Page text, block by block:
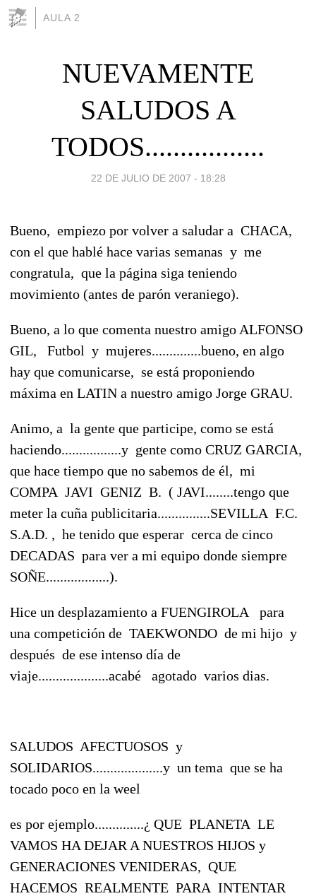
AULA 2
NUEVAMENTE
SALUDOS A
TODOS.................
22 DE JULIO DE 2007 - 18:28
Bueno, empiezo por volver a saludar a CHACA,
con el que hablé hace varias semanas y me
congratula, que la página siga teniendo
movimiento (antes de parón veraniego).
Bueno, a lo que comenta nuestro amigo ALFONSO
GIL, Futbol y mujeres..............bueno, en algo
hay que comunicarse, se está proponiendo
máxima en LATIN a nuestro amigo Jorge GRAU.
Animo, a la gente que participe, como se está
haciendo.................y gente como CRUZ GARCIA,
que hace tiempo que no sabemos de él, mi
COMPA JAVI GENIZ B. ( JAVI........tengo que
meter la cuña publicitaria...............SEVILLA F.C.
S.A.D. , he tenido que esperar cerca de cinco
DECADAS para ver a mi equipo donde siempre
SOÑE..................).
Hice un desplazamiento a FUENGIROLA para
una competición de TAEKWONDO de mi hijo y
después de ese intenso día de
viaje....................acabé agotado varios dias.
SALUDOS AFECTUOSOS y
SOLIDARIOS....................y un tema que se ha
tocado poco en la weel
es por ejemplo..............¿ QUE PLANETA LE
VAMOS HA DEJAR A NUESTROS HIJOS y
GENERACIONES VENIDERAS, QUE
HACEMOS REALMENTE PARA INTENTAR